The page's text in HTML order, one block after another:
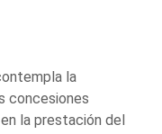
la
concesiones
la prestación del